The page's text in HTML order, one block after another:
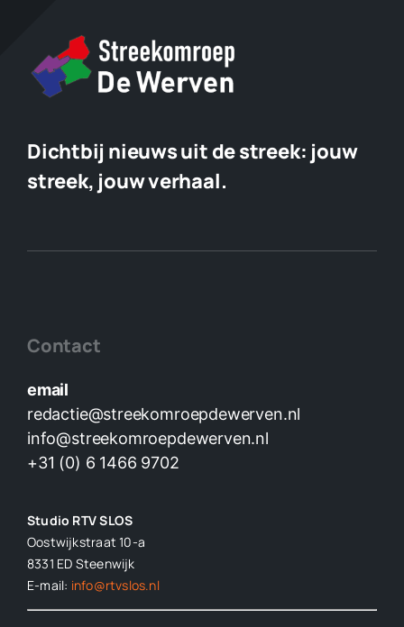
Dichtbij nieuws uit de streek: jouw
streek, jouw verhaal.
Contact
email
redactie@streekomroepdewerven.nl
info@streekomroepdewerven.nl
+31 (0) 6 1466 9702
Studio RTV SLOS
Oostwijkstraat 10-a
8331 ED Steenwijk
E-mail: info@rtvslos.nl